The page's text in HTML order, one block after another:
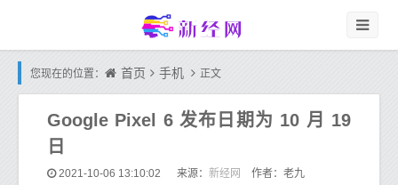
您现在的位置： 首页 手机 正文
Google Pixel 6 发布日期为 10 月 19
日
2021-10-06 13:10:02 来源： 新经网 作者：老九